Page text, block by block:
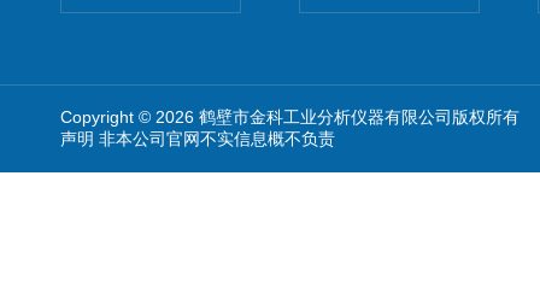
Copyright © 2026 鹤壁市金科工业分析仪器有限公司版权所有
声明 非本公司官网不实信息概不负责